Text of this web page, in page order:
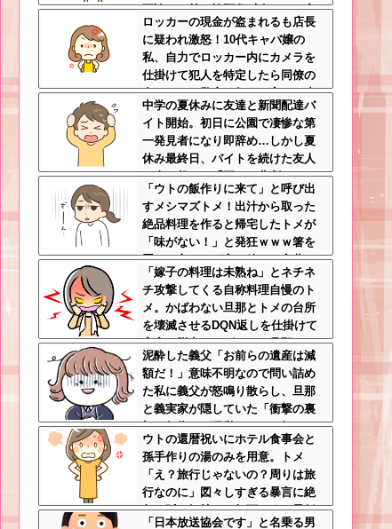
正論」に義一族阿鼻叫喚ｗｗ←怠
け者どもに正論のナイフをグサリ
ロッカーの現金が盗まれるも店長
に疑われ激怒！10代キャバ嬢の
私、自力でロッカー内にカメラを
仕掛けて犯人を特定したら同僚の
女だった…警察へ行くと言って止
められ、加害者に泣かれながら大
揉めして・・・
中学の夏休みに友達と新聞配達バ
イト開始。初日に公園で凄惨な第
一発見者になり即辞め…しかし夏
休み最終日、バイトを続けた友人
の身に起きた「更なる悲劇」←こ
のバイト先、呪われすぎだろ
「ウトの飯作りに来て」と呼び出
すメシマズトメ！出汁から取った
絶品料理を作ると帰宅したトメが
「味がない！」と発狂ｗｗｗ箸を
置いた良ウトが言い放った言葉と
は←良ウトさんの神対応にスカッ
とする
「嫁子の料理は未熟ね」とネチネ
チ攻撃してくる自称料理自慢のト
メ。かばわない旦那とトメの台所
を壊滅させるDQN返しを仕掛けて
実家に脱出←かばわない旦那も一
緒に痛い目見ろ
泥酔した義父「お前らの遺産は減
額だ！」意味不明なので問い詰め
た私に義父が怒鳴り散らし、旦那
と義実家が隠していた「衝撃の裏
切り行為」が発覚ｗｗｗ←知らん
間に200万払われてて草
ウトの還暦祝いにホテル食事会と
孫手作りの湯のみを用意。トメ
「え？旅行じゃないの？周りは旅
行なのに」図々しすぎる暴言に絶
句←孫の気持ちを無下にする最低
「日本放送協会です」と名乗る男